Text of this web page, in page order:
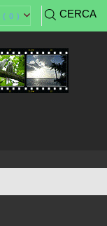
CERCA
( 0 )